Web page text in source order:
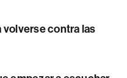
volverse contra las